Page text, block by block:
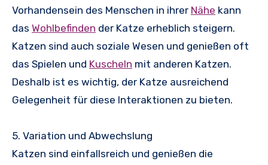
Vorhandensein des Menschen in ihrer Nähe kann
das Wohlbefinden der Katze erheblich steigern.
Katzen sind auch soziale Wesen und genießen oft
das Spielen und Kuscheln mit anderen Katzen.
Deshalb ist es wichtig, der Katze ausreichend
Gelegenheit für diese Interaktionen zu bieten.
5. Variation und Abwechslung
Katzen sind einfallsreich und genießen die